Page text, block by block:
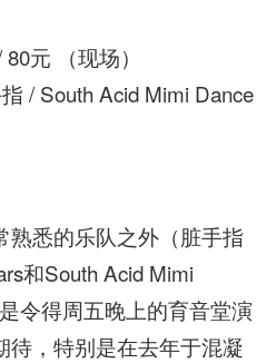
元 （现场）
/ South Acid Mimi Dance
熟悉的乐队之外（脏手指
和South Acid Mimi
令得周五晚上的育音堂演
待，特别是在去年于混凝